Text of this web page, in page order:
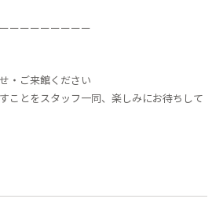
ーーーーーーーー
・ご来館ください
ことをスタッフ一同、楽しみにお待ちして